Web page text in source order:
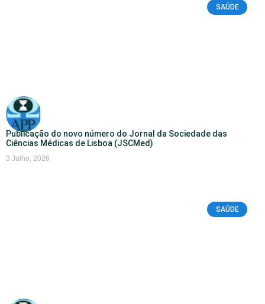
SAÚDE
Publicação do novo número do Jornal da Sociedade das
Ciências Médicas de Lisboa (JSCMed)
3 Julho, 2026
SAÚDE